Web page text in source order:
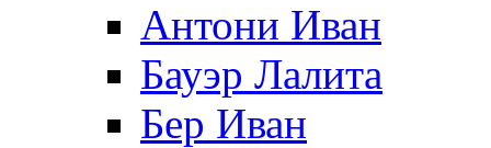
Антони Иван
Бауэр Лалита
Бер Иван